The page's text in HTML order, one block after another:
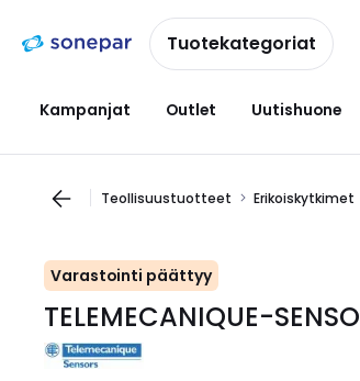
navigointiinsisältöönTuotekategoriat
Kampanjat Outlet Uutishuone
Teollisuustuotteet Erikoiskytkimet
Varastointi päättyy
TELEMECANIQUE-